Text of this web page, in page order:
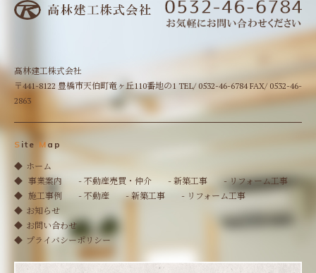
髙林建工株式会社
〒441-8122 豊橋市天伯町竜ヶ丘110番地の1 TEL/ 0532-46-6784 FAX/ 0532-46-
2863
S ite Map
ホーム
事業案内
- 不動産売買・仲介 - 新築工事
- リフォーム工事
施工事例
- 不動産 - 新築工事
- リフォーム工事
お知らせ
お問い合わせ
プライバシーポリシー